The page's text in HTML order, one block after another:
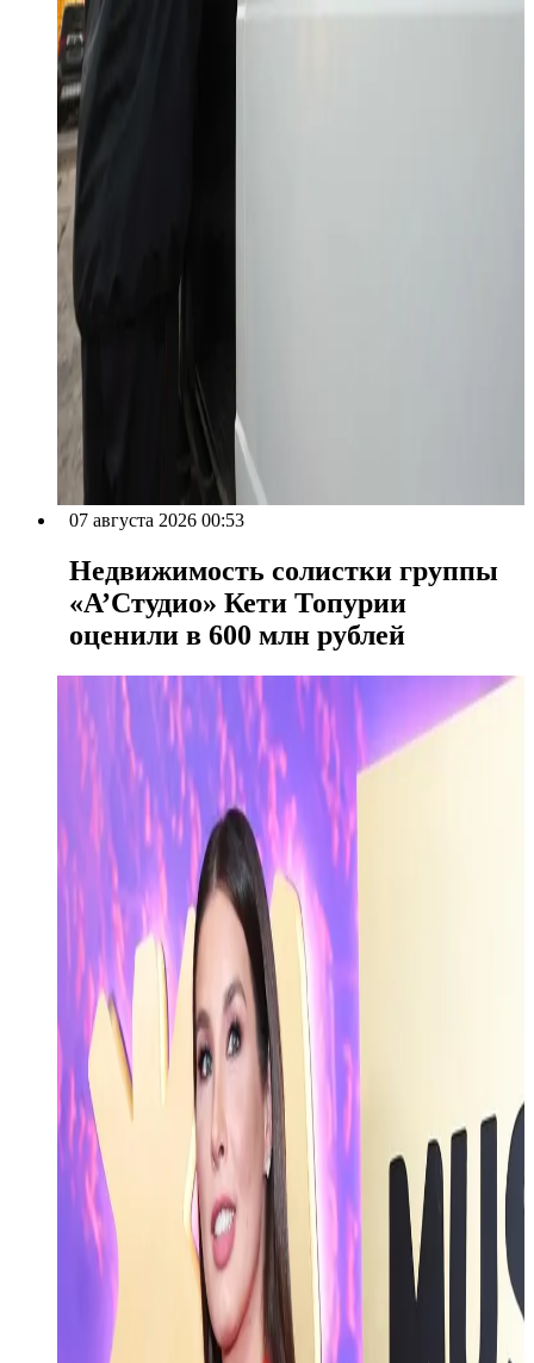
07 августа 2026 00:53
Недвижимость солистки группы
«А’Студио» Кети Топурии
оценили в 600 млн рублей